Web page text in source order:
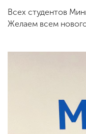
Всех студентов
Желаем всем